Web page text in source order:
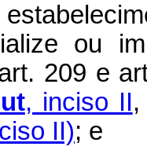
ou
209 e
, inciso II
II); e